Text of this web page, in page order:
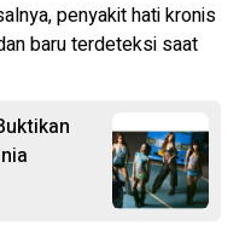
penyakit hati kronis
baru terdeteksi saat